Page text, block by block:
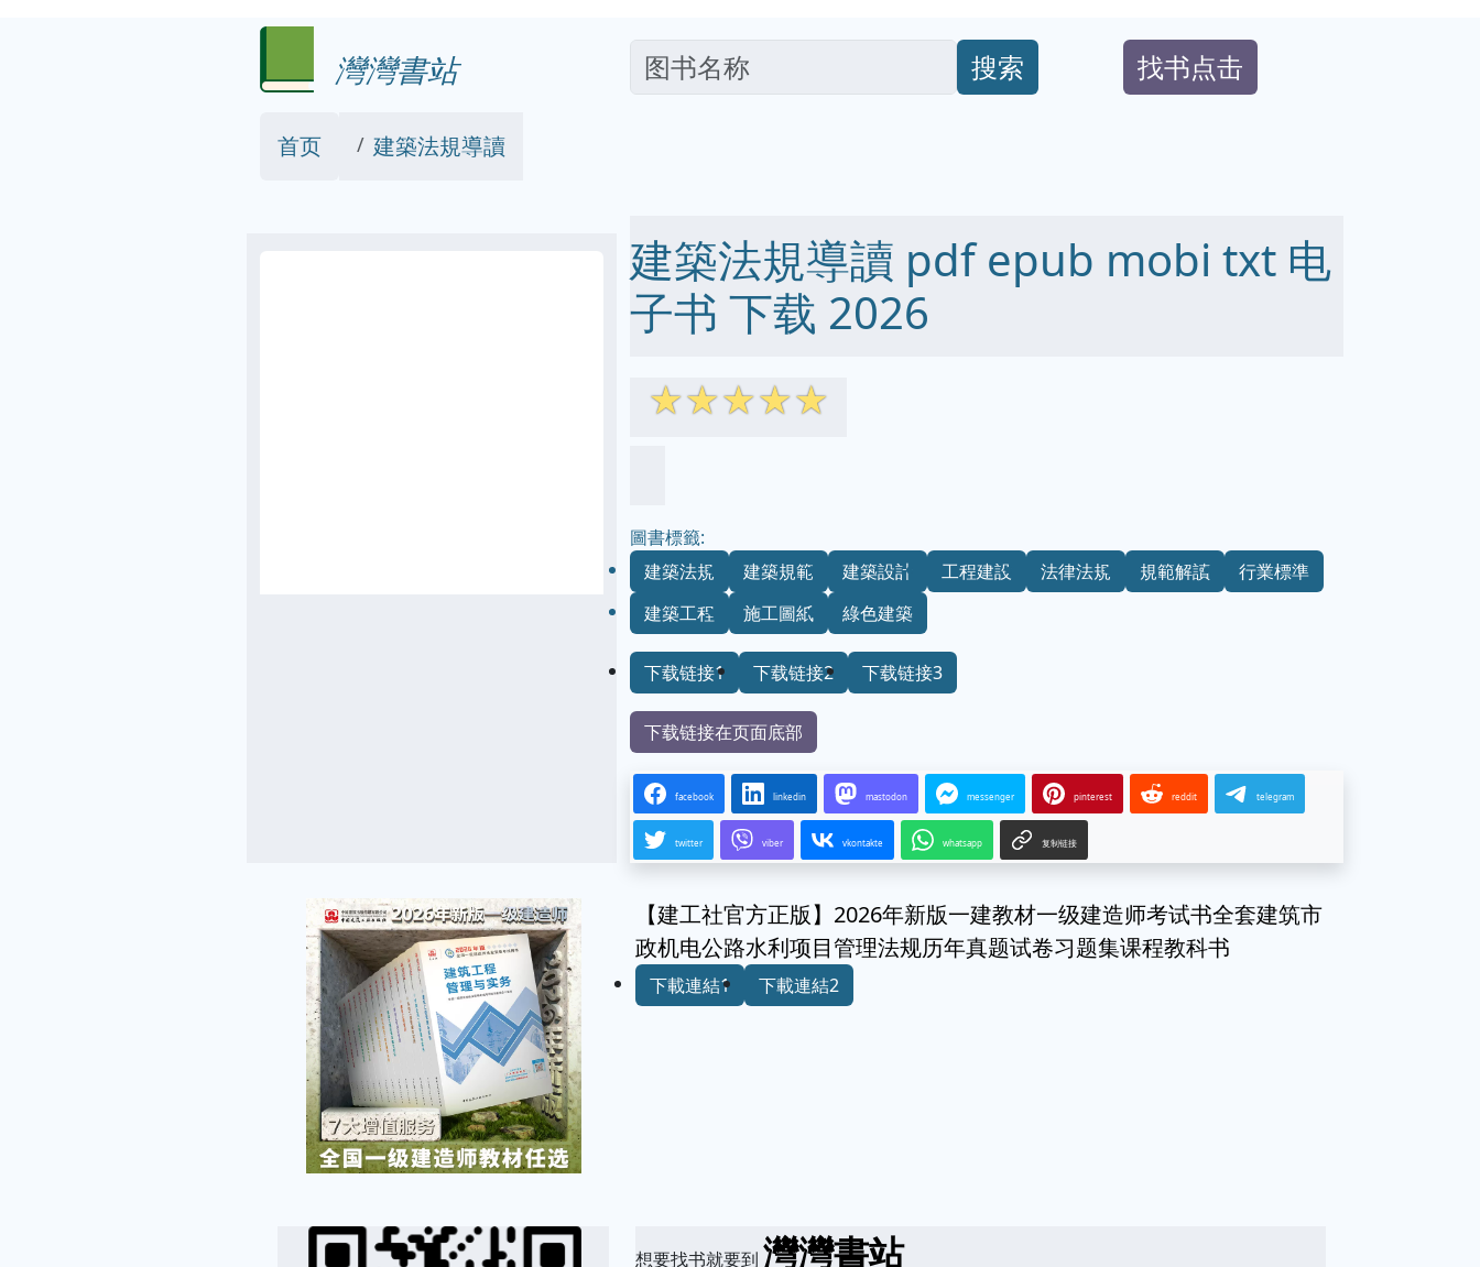
灣灣書站 搜索 找书点击
首页 建築法規導讀
建築法規導讀 pdf epub mobi txt 电
子书 下载 2026
☆☆☆☆☆
圖書標籤:
建築法規
建築規範 建築設計 工程建設 法律法規 規範解讀
行業標準
建築工程
施工圖紙 綠色建築
下载链接1 下载链接2 下载链接3
下载链接在页面底部
facebook linkedin mastodon messenger pinterest reddit telegram
twitter viber vkontakte whatsapp 复制链接
【建工社官方正版】2026年新版一建教材一级建造师考试书全套建筑市
政机电公路水利项目管理法规历年真题试卷习题集课程教科书
下載連結1 下載連結2
想要找书就要到 灣灣書站